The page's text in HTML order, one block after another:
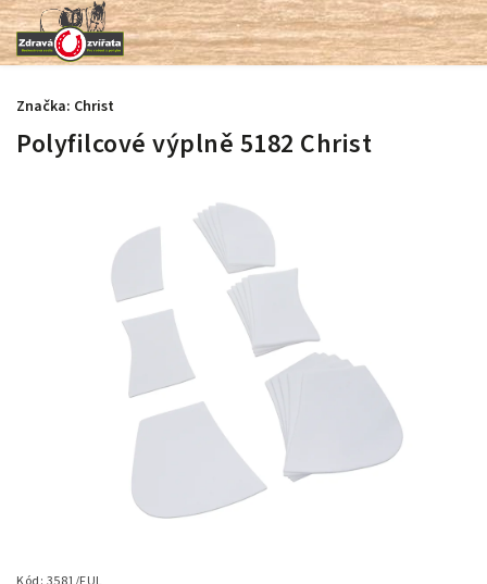
Polyfilcové výplně 5182 Christ
Značka: Christ